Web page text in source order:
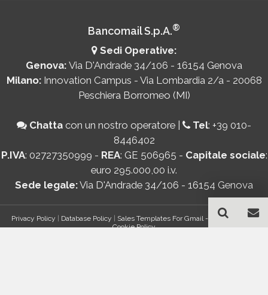
Bancomail S.p.A.®
Sedi Operative:
Genova: Via D'Andrade 34/106 - 16154 Genova
Milano: Innovation Campus - Via Lombardia 2/a - 20068
Peschiera Borromeo (MI)
Chatta con un nostro operatore | Tel: +39 010-
8446402
P.IVA: 02727350999 - REA: GE 506965 - Capitale sociale:
euro 295.000,00 i.v.
Sede legale:Via D'Andrade 34/106 - 16154 Genova
Privacy Policy | Database Policy | Sales Templates For Gmail - AddOn Policy|
Cookie Policy